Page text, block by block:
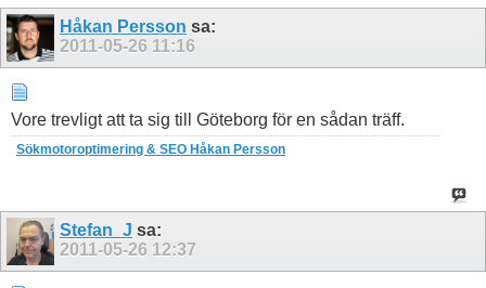
Håkan Persson sa:
2011-05-26 11:16
Vore trevligt att ta sig till Göteborg för en sådan träff.
Sökmotoroptimering & SEO Håkan Persson
Stefan_J sa:
2011-05-26 12:37